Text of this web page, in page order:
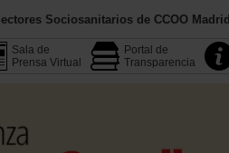
Sociosanitarios de CCOO Madrid
Sala de
Prensa Virtual
Portal de
Transparencia